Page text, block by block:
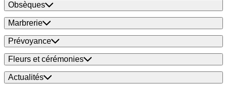
Obsèques
Marbrerie
Prévoyance
Fleurs et cérémonies
Actualités